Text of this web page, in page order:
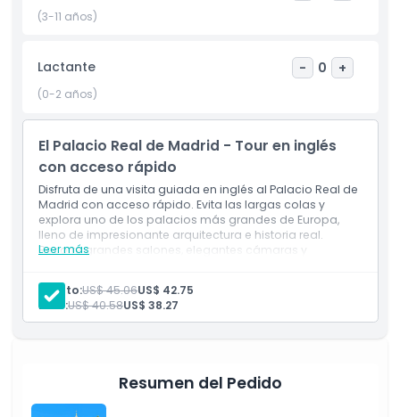
Política para Niños y Adultos
Exclusiones
Horario de Apertura
Cosas a Saber
Ubicación
Cómo Canjear
Código de Vestimenta
(3-11 años)
Lactante - 0 +
(0-2 años)
El Palacio Real de Madrid - Tour en inglés
con acceso rápido
Disfruta de una visita guiada en inglés al Palacio Real de
Madrid con acceso rápido. Evita las largas colas y
explora uno de los palacios más grandes de Europa,
lleno de impresionante arquitectura e historia real.
Recorre grandes salones, elegantes cámaras y
historias fascinantes sobre la monarquía española.
Leer más
Adulto:US$ 45.06US$ 42.75
Niño:US$ 40.58US$ 38.27
Resumen del Pedido